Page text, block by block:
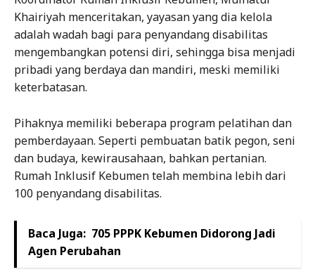
Khairiyah menceritakan, yayasan yang dia kelola
adalah wadah bagi para penyandang disabilitas
mengembangkan potensi diri, sehingga bisa menjadi
pribadi yang berdaya dan mandiri, meski memiliki
keterbatasan.
Pihaknya memiliki beberapa program pelatihan dan
pemberdayaan. Seperti pembuatan batik pegon, seni
dan budaya, kewirausahaan, bahkan pertanian.
Rumah Inklusif Kebumen telah membina lebih dari
100 penyandang disabilitas.
Baca Juga: 705 PPPK Kebumen Didorong Jadi
Agen Perubahan